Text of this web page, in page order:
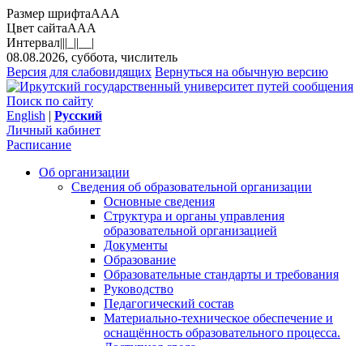
Размер шрифтаAAA
Цвет сайтаAAA
Интервал|||_||__|
08.08.2026, суббота, числитель
Версия для слабовидящих Вернуться на обычную версию
Поиск по сайту
English | Русский
Личный кабинет
Расписание
Об организации
Сведения об образовательной организации
Основные сведения
Структура и органы управления
образовательной организацией
Документы
Образование
Образовательные стандарты и требования
Руководство
Педагогический состав
Материально-техническое обеспечение и
оснащённость образовательного процесса.